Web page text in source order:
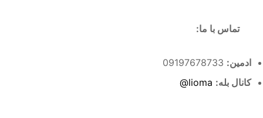
تماس با ما:
ادمین:
کانال بله: lioma@